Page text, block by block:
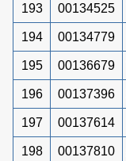
193 00134525
194 00134779
195 00136679
196 00137396
197 00137614
198 00137810